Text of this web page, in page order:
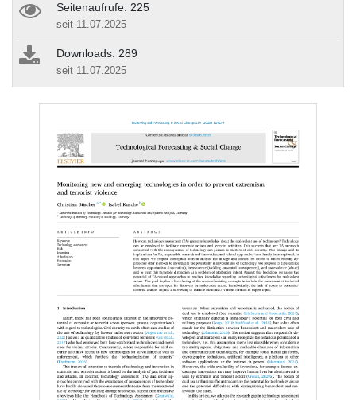
Seitenaufrufe: 225
seit 11.07.2025
Downloads: 289
seit 11.07.2025